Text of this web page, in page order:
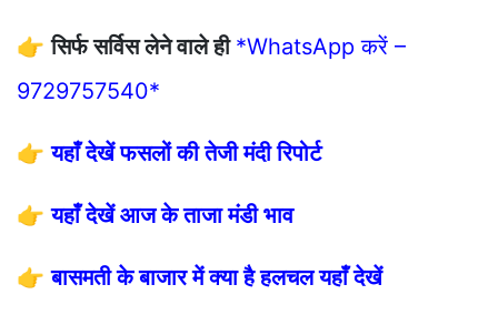
👉सिर्फ सर्विस लेने वाले ही *WhatsApp करें –
9729757540*
👉यहाँ देखें फसलों की तेजी मंदी रिपोर्ट
👉यहाँ देखें आज के ताजा मंडी भाव
👉बासमती के बाजार में क्या है हलचल यहाँ देखें